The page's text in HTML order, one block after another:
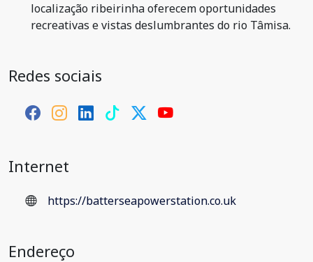
localização ribeirinha oferecem oportunidades
recreativas e vistas deslumbrantes do rio Tâmisa.
Redes sociais
Internet
https://batterseapowerstation.co.uk
Endereço